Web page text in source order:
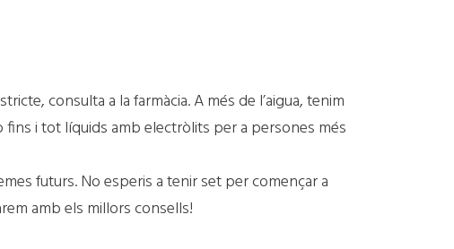
consulta a la farmàcia. A més de l’aigua, tenim
i tot líquids amb electròlits per a persones més
futurs. No esperis a tenir set per començar a
amb els millors consells!